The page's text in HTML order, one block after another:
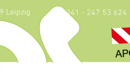
Leipzig 0341 - 247 53 624